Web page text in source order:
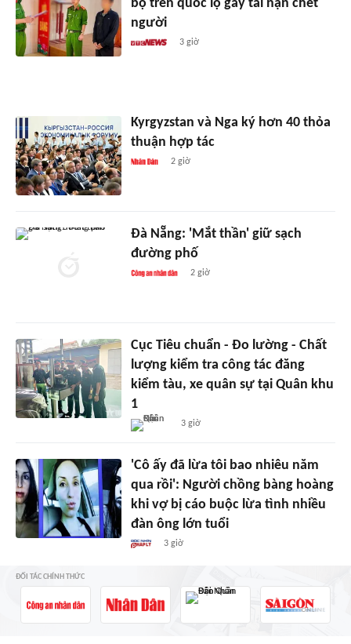
bộ trên quốc lộ gây tai nạn chết
người
3 giờ
Kyrgyzstan và Nga ký hơn 40 thỏa
thuận hợp tác
2 giờ
Đà Nẵng: 'Mắt thần' giữ sạch
đường phố
2 giờ
Cục Tiêu chuẩn - Đo lường - Chất
lượng kiểm tra công tác đăng
kiểm tàu, xe quân sự tại Quân khu
1
3 giờ
'Cô ấy đã lừa tôi bao nhiêu năm
qua rồi': Người chồng bàng hoàng
khi vợ bị cáo buộc lừa tình nhiều
đàn ông lớn tuổi
3 giờ
ĐỐI TÁC CHÍNH THỨC